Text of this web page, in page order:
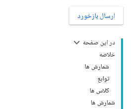
ارسال بازخورد
در این صفحه
خلاصه
شمارش ها
توابع
کلاس ها
شمارش ها